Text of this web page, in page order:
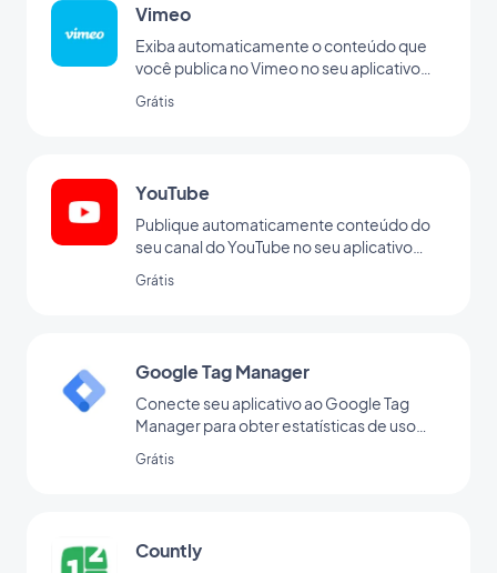
Vimeo
Exiba automaticamente o conteúdo que
você publica no Vimeo no seu aplicativo
Vimeo, para sincronização em tempo real
Grátis
YouTube
Publique automaticamente conteúdo do
seu canal do YouTube no seu aplicativo
YouTube.
Grátis
Google Tag Manager
Conecte seu aplicativo ao Google Tag
Manager para obter estatísticas de uso
Grátis
Countly